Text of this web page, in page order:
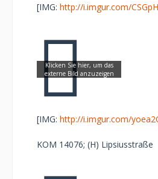
[IMG: http://i.imgur.com/
[IMG: http://i.imgur.com/
KOM 14076; (H) Lipsiusstraße